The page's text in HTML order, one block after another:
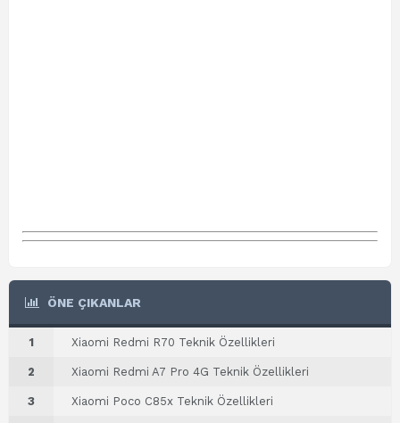
ÖNE ÇIKANLAR
1 Xiaomi Redmi R70 Teknik Özellikleri
2 Xiaomi Redmi A7 Pro 4G Teknik Özellikleri
3 Xiaomi Poco C85x Teknik Özellikleri